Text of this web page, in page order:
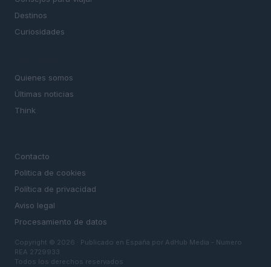
Destinos
Curiosidades
Quienes somos
Últimas noticias
Think
Contacto
Politica de cookies
Política de privacidad
Aviso legal
Procesamiento de datos
Copyright © 2026 · Publicado en España por AdHub Media - Numero
REA 2729933
Todos los derechos reservados